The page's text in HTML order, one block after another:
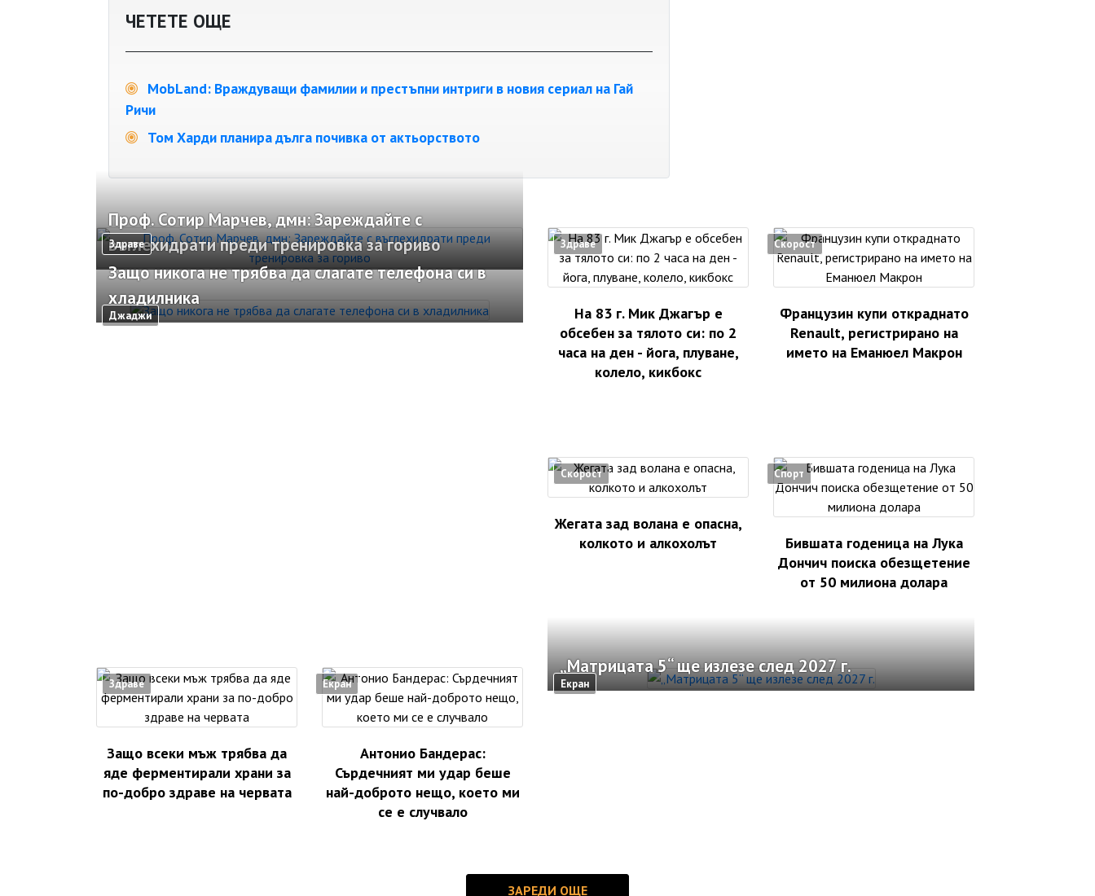
ЧЕТЕТЕ ОЩЕ
MobLand: Враждуващи фамилии и престъпни интриги в новия сериал на Гай
Ричи
Том Харди планира дълга почивка от актьорството
Здраве
Проф. Сотир Марчев, дмн: Зареждайте с
въглехидрати преди тренировка за гориво
Джаджи
Защо никога не трябва да слагате телефона си в
хладилника
Здраве
На 83 г. Мик Джагър е
обсебен за тялото си: по 2
часа на ден - йога, плуване,
колело, кикбокс
Скорост
Французин купи откраднато
Renault, регистрирано на
името на Еманюел Макрон
Скорост
Жегата зад волана е опасна,
колкото и алкохолът
Спорт
Бившата годеница на Лука
Дончич поиска обезщетение
от 50 милиона долара
Здраве
Защо всеки мъж трябва да
яде ферментирали храни за
по-добро здраве на червата
Екран
Антонио Бандерас:
Сърдечният ми удар беше
най-доброто нещо, което ми
се е случвало
Екран
„Матрицата 5“ ще излезе след 2027 г.